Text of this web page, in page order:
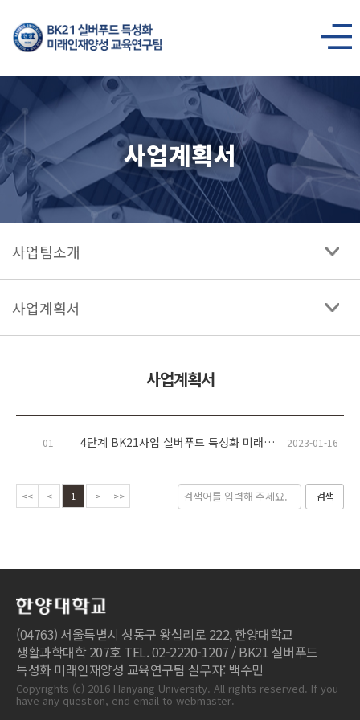
BK21
실버푸드
특성화
미래인재양성
교육연구팀
열기
사업계획서
사업팀소개
사업계획서
사업계획서
01 4단계 BK21사업 실버푸드 특성화 미래인재양성(과학기술 분야) 교육연구팀 사업계획서 2023-01-16
<< < 1 > >> 검색
(04763) 서울특별시 성동구 왕십리로 222, 한양대학교
생활과학대학 207호 TEL. 02-2220-1207 / BK21 실버푸드
특성화 미래인재양성 교육연구팀 실무자: 백수민
Copyrights (c) 2016 Hanyang University. All rights reserved. If you
have any question, end email to webmaster.